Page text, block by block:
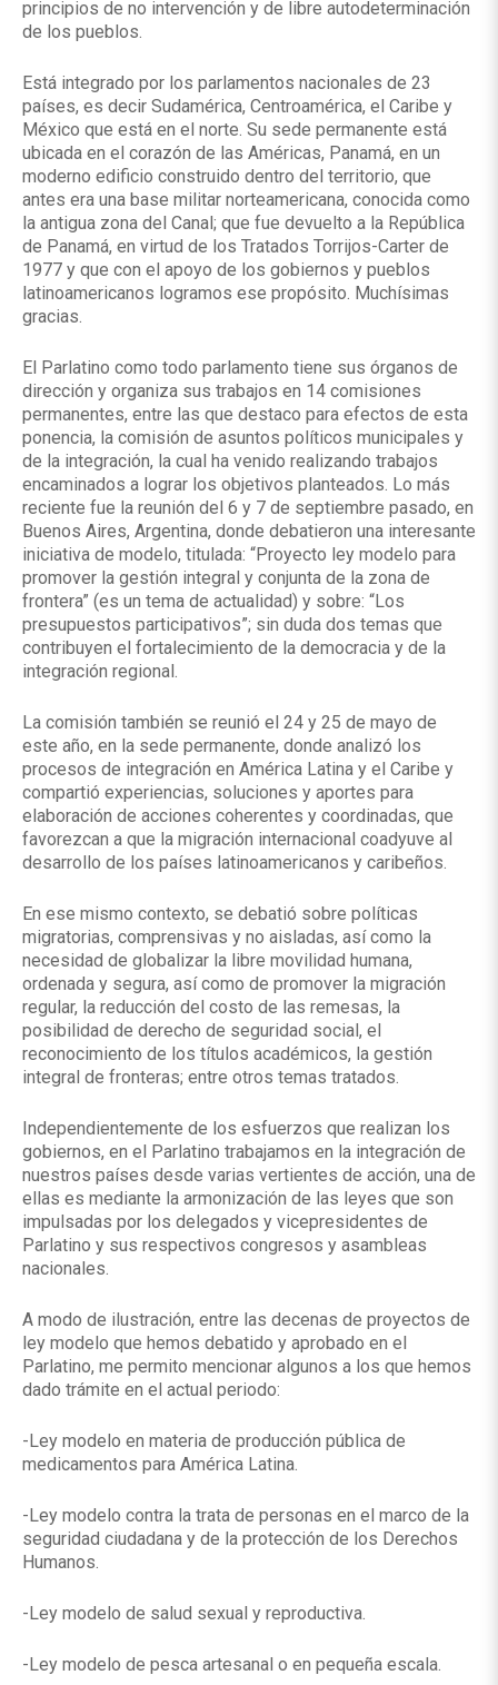
principios de no intervención y de libre autodeterminación
de los pueblos.
Está integrado por los parlamentos nacionales de 23
países, es decir Sudamérica, Centroamérica, el Caribe y
México que está en el norte. Su sede permanente está
ubicada en el corazón de las Américas, Panamá, en un
moderno edificio construido dentro del territorio, que
antes era una base militar norteamericana, conocida como
la antigua zona del Canal; que fue devuelto a la República
de Panamá, en virtud de los Tratados Torrijos-Carter de
1977 y que con el apoyo de los gobiernos y pueblos
latinoamericanos logramos ese propósito. Muchísimas
gracias.
El Parlatino como todo parlamento tiene sus órganos de
dirección y organiza sus trabajos en 14 comisiones
permanentes, entre las que destaco para efectos de esta
ponencia, la comisión de asuntos políticos municipales y
de la integración, la cual ha venido realizando trabajos
encaminados a lograr los objetivos planteados. Lo más
reciente fue la reunión del 6 y 7 de septiembre pasado, en
Buenos Aires, Argentina, donde debatieron una interesante
iniciativa de modelo, titulada: “Proyecto ley modelo para
promover la gestión integral y conjunta de la zona de
frontera” (es un tema de actualidad) y sobre: “Los
presupuestos participativos”; sin duda dos temas que
contribuyen el fortalecimiento de la democracia y de la
integración regional.
La comisión también se reunió el 24 y 25 de mayo de
este año, en la sede permanente, donde analizó los
procesos de integración en América Latina y el Caribe y
compartió experiencias, soluciones y aportes para
elaboración de acciones coherentes y coordinadas, que
favorezcan a que la migración internacional coadyuve al
desarrollo de los países latinoamericanos y caribeños.
En ese mismo contexto, se debatió sobre políticas
migratorias, comprensivas y no aisladas, así como la
necesidad de globalizar la libre movilidad humana,
ordenada y segura, así como de promover la migración
regular, la reducción del costo de las remesas, la
posibilidad de derecho de seguridad social, el
reconocimiento de los títulos académicos, la gestión
integral de fronteras; entre otros temas tratados.
Independientemente de los esfuerzos que realizan los
gobiernos, en el Parlatino trabajamos en la integración de
nuestros países desde varias vertientes de acción, una de
ellas es mediante la armonización de las leyes que son
impulsadas por los delegados y vicepresidentes de
Parlatino y sus respectivos congresos y asambleas
nacionales.
A modo de ilustración, entre las decenas de proyectos de
ley modelo que hemos debatido y aprobado en el
Parlatino, me permito mencionar algunos a los que hemos
dado trámite en el actual periodo:
-Ley modelo en materia de producción pública de
medicamentos para América Latina.
-Ley modelo contra la trata de personas en el marco de la
seguridad ciudadana y de la protección de los Derechos
Humanos.
-Ley modelo de salud sexual y reproductiva.
-Ley modelo de pesca artesanal o en pequeña escala.